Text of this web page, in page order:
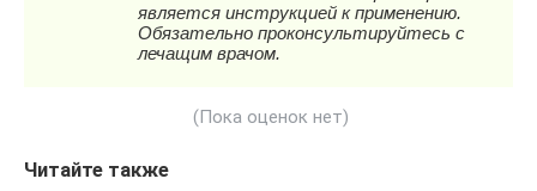
(Пока оценок нет)
Читайте также